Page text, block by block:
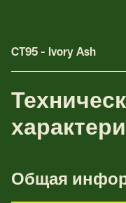
CT95 - Ivory Ash
Общая